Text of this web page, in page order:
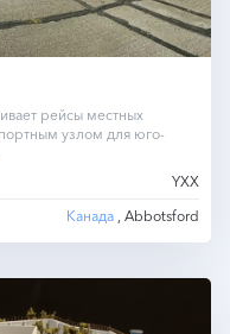
рейсы местных
узлом для юго-
YXX
Канада , Abbotsford